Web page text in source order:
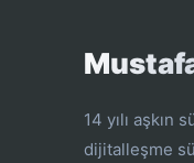
14 yılı aşkın
dijitalleşme